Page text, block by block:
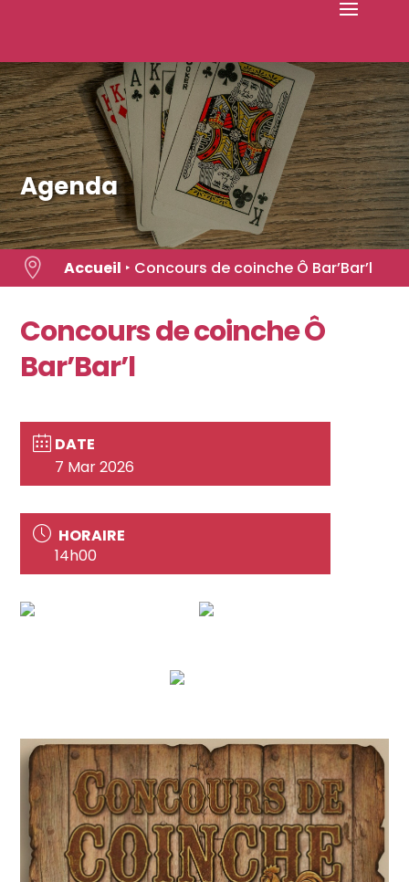
Agenda
 Accueil ‣ Concours de coinche Ô Bar’Bar’l
Concours de coinche Ô
Bar’Bar’l
DATE
7 Mar 2026
HORAIRE
14h00
ALERTE ÉVÉNEMENT !
tournoi de Coinche.